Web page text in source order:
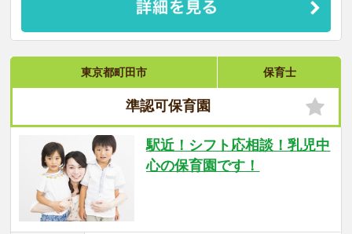
東京都町田市 保育士
準認可保育園
駅近！シフト応相談！乳児中
心の保育園です！